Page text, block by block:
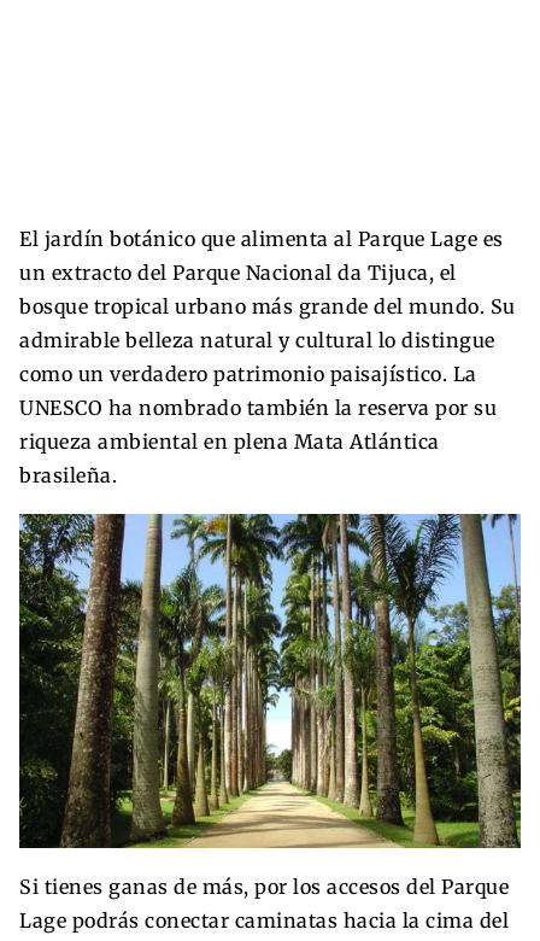
El jardín botánico que alimenta al Parque Lage es
un extracto del Parque Nacional da Tijuca, el
bosque tropical urbano más grande del mundo. Su
admirable belleza natural y cultural lo distingue
como un verdadero patrimonio paisajístico. La
UNESCO ha nombrado también la reserva por su
riqueza ambiental en plena Mata Atlántica
brasileña.
Si tienes ganas de más, por los accesos del Parque
Lage podrás conectar caminatas hacia la cima del